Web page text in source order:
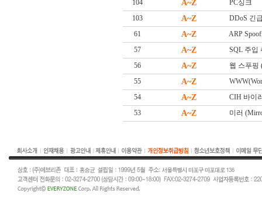
104
A~Z
PC싱크
103
A~Z
DDoS 긴
61
A~Z
ARP
57
A~Z
SQL 주입
56
A~Z
웹 스푸핑
55
A~Z
54
A~Z
CIH 바이
53
A~Z 미러